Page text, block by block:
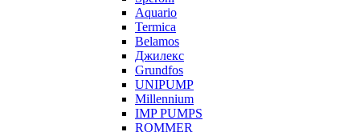
Aquario
Termica
Belamos
Джилекс
Grundfos
UNIPUMP
Millennium
IMP PUMPS
ROMMER